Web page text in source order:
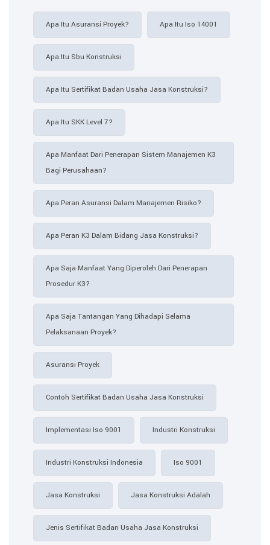
Apa Itu Asuransi Proyek? Apa Itu Iso 14001
Apa Itu Sbu Konstruksi
Apa Itu Sertifikat Badan Usaha Jasa Konstruksi?
Apa Itu SKK Level 7?
Apa Manfaat Dari Penerapan Sistem Manajemen K3
Bagi Perusahaan?
Apa Peran Asuransi Dalam Manajemen Risiko?
Apa Peran K3 Dalam Bidang Jasa Konstruksi?
Apa Saja Manfaat Yang Diperoleh Dari Penerapan
Prosedur K3?
Apa Saja Tantangan Yang Dihadapi Selama
Pelaksanaan Proyek?
Asuransi Proyek
Contoh Sertifikat Badan Usaha Jasa Konstruksi​
Implementasi Iso 9001 Industri Konstruksi
Industri Konstruksi Indonesia Iso 9001
Jasa Konstruksi Jasa Konstruksi Adalah
Jenis Sertifikat Badan Usaha Jasa Konstruksi